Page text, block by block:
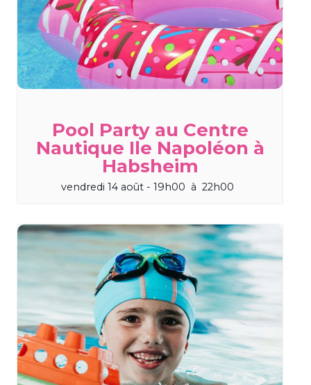
Pool Party au Centre
Nautique Ile Napoléon à
Habsheim
vendredi 14 août - 19h00 à 22h00